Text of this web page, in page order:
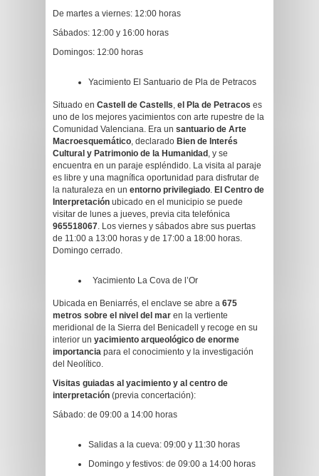
De martes a viernes: 12:00 horas
Sábados: 12:00 y 16:00 horas
Domingos: 12:00 horas
Yacimiento El Santuario de Pla de Petracos
Situado en Castell de Castells, el Pla de Petracos es
uno de los mejores yacimientos con arte rupestre de la
Comunidad Valenciana. Era un santuario de Arte
Macroesquemático, declarado Bien de Interés
Cultural y Patrimonio de la Humanidad , y se
encuentra en un paraje espléndido. La visita al paraje
es libre y una magnífica oportunidad para disfrutar de
la naturaleza en un entorno privilegiado. El Centro de
Interpretación ubicado en el municipio se puede
visitar de lunes a jueves, previa cita telefónica
965518067. Los viernes y sábados abre sus puertas
de 11:00 a 13:00 horas y de 17:00 a 18:00 horas.
Domingo cerrado.
Yacimiento La Cova de l’Or
Ubicada en Beniarrés, el enclave se abre a 675
metros sobre el nivel del mar en la vertiente
meridional de la Sierra del Benicadell y recoge en su
interior un yacimiento arqueológico de enorme
importancia para el conocimiento y la investigación
del Neolítico.
Visitas guiadas al yacimiento y al centro de
interpretación (previa concertación):
Sábado: de 09:00 a 14:00 horas
Salidas a la cueva: 09:00 y 11:30 horas
Domingo y festivos: de 09:00 a 14:00 horas